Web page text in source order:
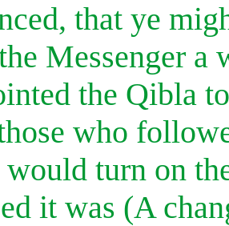
that ye
Messenger a
the Qibla
who
turn on
it was (A